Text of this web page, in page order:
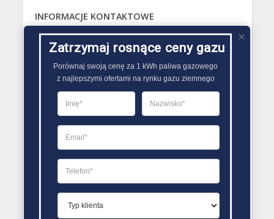
INFORMACJE KONTAKTOWE
ul. MODLIŃSKA 344, Warszawa 03-152
+48 22 16 17 00
kontakt@amerigas.pl
GODZINY OTWARCIA
Poniedziałek 08:00 – 17:00
Wtorek 08:00 – 17:00
Środa 08:00 – 17:00
Czwartek 08:00 – 17:00
Piątek 08:00 – 17:00
Sobota Zamknięte
Zatrzymaj rosnące ceny gazu
Porównaj swoją cenę za 1 kWh paliwa gazowego
z najlepszymi ofertami na rynku gazu ziemnego